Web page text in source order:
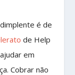
é de
de Help
em
Cobrar não